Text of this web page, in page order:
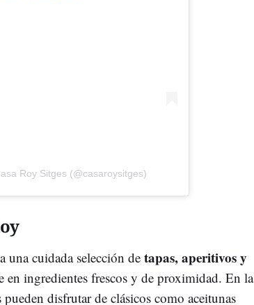
Roy Sitges (@casaroysitges)
una cuidada selección de tapas, aperitivos y
en ingredientes frescos y de proximidad. En la
pueden disfrutar de clásicos como aceitunas